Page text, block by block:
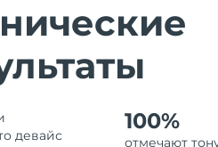
девайс
100%
отмечают